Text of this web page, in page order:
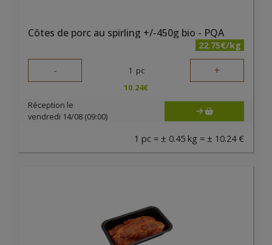
Côtes de porc au spirling +/-450g bio - PQA
22.75€/kg
- 1 pc +
10.24€
Réception le
vendredi 14/08 (09:00)
1 pc = ± 0.45 kg = ± 10.24 €